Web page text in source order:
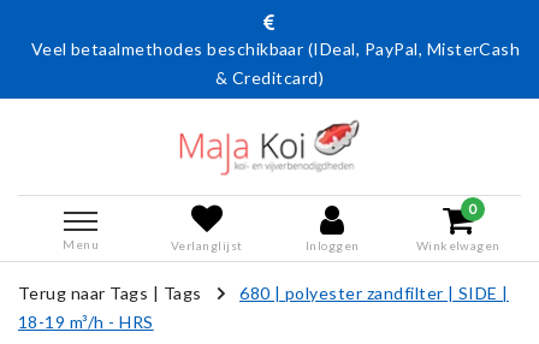
Veel betaalmethodes beschikbaar (IDeal, PayPal, MisterCash
& Creditcard)
Menu Verlanglijst Inloggen
0
Winkelwagen
Terug naar Tags | Tags
680 | polyester zandfilter | SIDE |
18-19 m³/h - HRS